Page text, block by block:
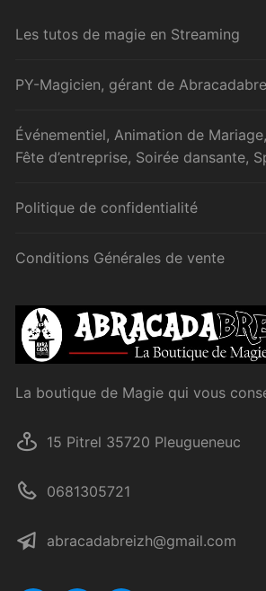
Les tutos de magie en Streaming
PY-Magicien, gérant de
Événementiel, Animation de
Fête d’entreprise, Soirée dansante,
Politique de confidentialité
Conditions Générales de vente
La boutique de Magie qui vous
15 Pitrel 35720 Pleugueneuc
0681305721
abracadabreizh@gmail.com